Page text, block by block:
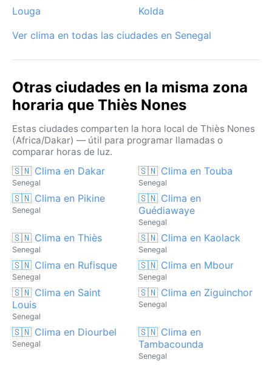
Louga
Kolda
Ver clima en todas las ciudades en Senegal
Otras ciudades en la misma zona
horaria que Thiès Nones
Estas ciudades comparten la hora local de Thiès Nones
(Africa/Dakar) — útil para programar llamadas o
comparar horas de luz.
🇸🇳 Clima en Dakar
Senegal
🇸🇳 Clima en Touba
Senegal
🇸🇳 Clima en Pikine
Senegal
🇸🇳 Clima en
Guédiawaye
Senegal
🇸🇳 Clima en Thiès
Senegal
🇸🇳 Clima en Kaolack
Senegal
🇸🇳 Clima en Rufisque
Senegal
🇸🇳 Clima en Mbour
Senegal
🇸🇳 Clima en Saint
Louis
Senegal
🇸🇳 Clima en Ziguinchor
Senegal
🇸🇳 Clima en Diourbel
Senegal
🇸🇳 Clima en
Tambacounda
Senegal